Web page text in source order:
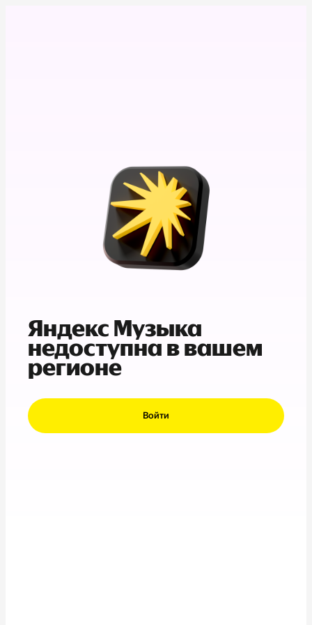
Яндекс Музыка
недоступна в вашем
регионе
Войти